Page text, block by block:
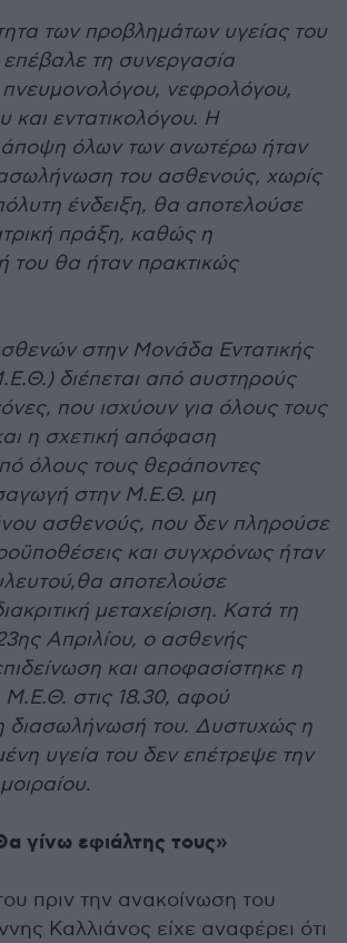
των προβλημάτων υγείας του
τη συνεργασία
νεφρολόγου,
και εντατικολόγου. Η
άποψη όλων των ανωτέρω ήταν
του ασθενούς, χωρίς
ένδειξη, θα αποτελούσε
πράξη, καθώς η
θα ήταν πρακτικώς
στην Μονάδα Εντατικής
διέπεται από αυστηρούς
που ισχύουν για όλους τους
η σχετική απόφαση
όλους τους θεράποντες
στην Μ.Ε.Θ. μη
ασθενούς, που δεν πληρούσε
και συγχρόνως ήταν
αποτελούσε
μεταχείριση. Κατά τη
Απριλίου, ο ασθενής
και αποφασίστηκε η
Μ.Ε.Θ. στις 18.30, αφού
διασωλήνωσή του. Δυστυχώς η
υγεία του δεν επέτρεψε την
.
γίνω εφιάλτης τους»
πριν την ανακοίνωση του
Καλλιάνος είχε αναφέρει ότι